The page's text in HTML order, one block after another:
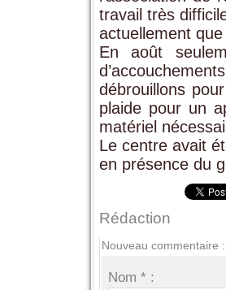
travail très
actuellement que
En août
débrouillons
plaide pour un
matériel
Le centre avait
en présence du
Rédaction
Nouveau commentaire :
Nom * :